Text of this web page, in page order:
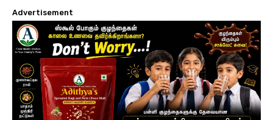
Advertisement